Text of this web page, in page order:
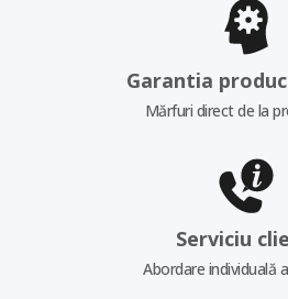
Garantia
Mărfuri direct de la
Serviciu
Abordare individuală